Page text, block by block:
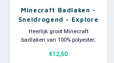
Minecraft Badlaken -
Sneldrogend - Explore
Heerlijk groot Minecraft
badlaken van 100% polyester;
afbeelding van Steve en Alex. De
€12,50